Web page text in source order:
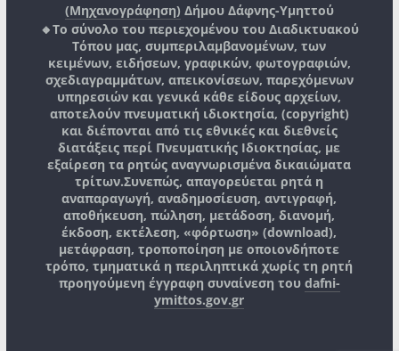
(Μηχανογράφηση) Δήμου Δάφνης-Υμηττού
🔸Το σύνολο του περιεχομένου του Διαδικτυακού
Τόπου μας, συμπεριλαμβανομένων, των
κειμένων, ειδήσεων, γραφικών, φωτογραφιών,
σχεδιαγραμμάτων, απεικονίσεων, παρεχόμενων
υπηρεσιών και γενικά κάθε είδους αρχείων,
αποτελούν πνευματική ιδιοκτησία, (copyright)
και διέπονται από τις εθνικές και διεθνείς
διατάξεις περί Πνευματικής Ιδιοκτησίας, με
εξαίρεση τα ρητώς αναγνωρισμένα δικαιώματα
τρίτων.Συνεπώς, απαγορεύεται ρητά η
αναπαραγωγή, αναδημοσίευση, αντιγραφή,
αποθήκευση, πώληση, μετάδοση, διανομή,
έκδοση, εκτέλεση, «φόρτωση» (download),
μετάφραση, τροποποίηση με οποιονδήποτε
τρόπο, τμηματικά η περιληπτικά χωρίς τη ρητή
προηγούμενη έγγραφη συναίνεση του dafni-
ymittos.gov.gr